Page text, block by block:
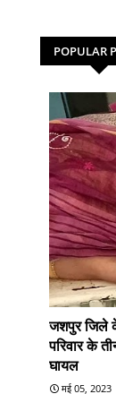
POPULAR
जशपुर जिले
परिवार के
घायल
मई 05, 2023